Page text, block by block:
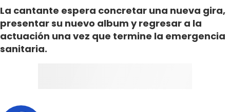
La cantante espera concretar una nueva gira,
presentar su nuevo album y regresar a la
actuación una vez que termine la emergencia
sanitaria.